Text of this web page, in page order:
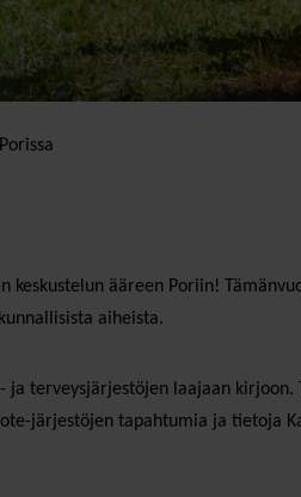
ääreen Poriin!
aiheista.
terveysjärjestöjen laajaan
järjestöjen tapahtumia ja tietoja